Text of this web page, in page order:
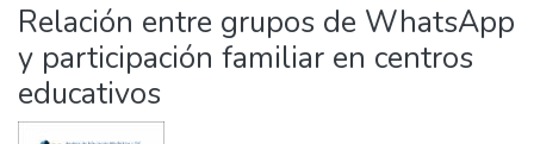
Communities
&
Collections
Relación entre grupos de WhatsApp
y participación familiar en centros
educativos